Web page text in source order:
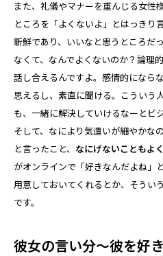
また、礼儀やマナーを重んじる女性
ところを「よくないよ」とはっきり
新鮮であり、いいなと思うところだ
なくて、なんでよくないのか？論理
話し合えるんですよ。感情的になら
思えるし、素直に聞ける。こういう
も、一緒に解決していけるなーとビ
そして、なにより気遣いが細やかな
と言ったこと、 なにげないこともよ
がオンラインで「好きなんだよね」
用意しておいてくれるとか、そうい
です。
彼女の言い分～彼を好